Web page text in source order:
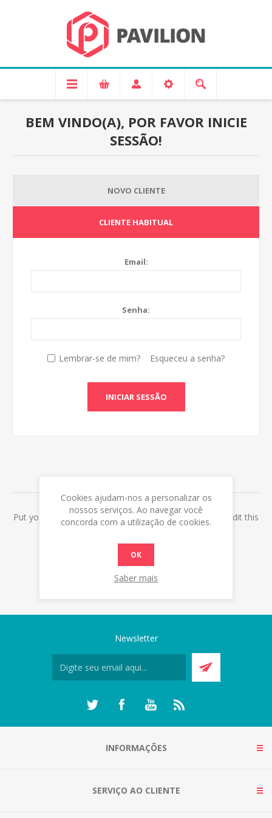
BEM VINDO(A), POR FAVOR INICIE
SESSÃO!
NOVO CLIENTE
CLIENTE HABITUAL
Email:
Senha:
Lembrar-se de mim? Esqueceu a senha?
INICIAR SESSÃO
Put your login / registration information here. You can edit this
Newsletter
INFORMAÇÕES
SERVIÇO AO CLIENTE
Cookies ajudam-nos a personalizar os
nossos serviços. Ao navegar você
concorda com a utilização de cookies.
OK
Saber mais